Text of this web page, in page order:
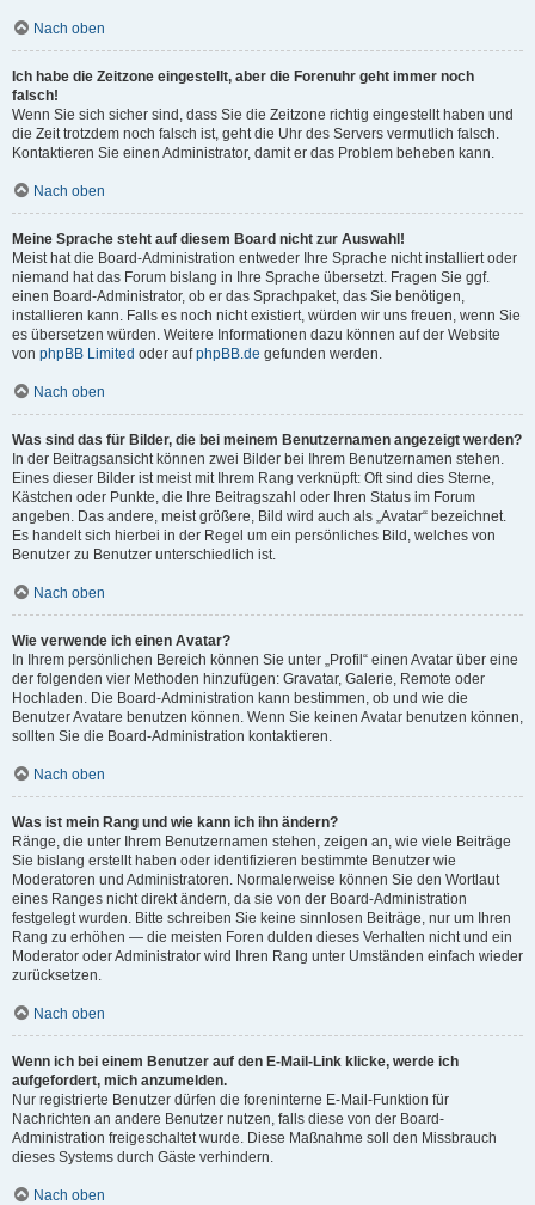
Nach oben
Ich habe die Zeitzone eingestellt, aber die Forenuhr geht immer noch
falsch!
Wenn Sie sich sicher sind, dass Sie die Zeitzone richtig eingestellt haben und
die Zeit trotzdem noch falsch ist, geht die Uhr des Servers vermutlich falsch.
Kontaktieren Sie einen Administrator, damit er das Problem beheben kann.
Nach oben
Meine Sprache steht auf diesem Board nicht zur Auswahl!
Meist hat die Board-Administration entweder Ihre Sprache nicht installiert oder
niemand hat das Forum bislang in Ihre Sprache übersetzt. Fragen Sie ggf.
einen Board-Administrator, ob er das Sprachpaket, das Sie benötigen,
installieren kann. Falls es noch nicht existiert, würden wir uns freuen, wenn Sie
es übersetzen würden. Weitere Informationen dazu können auf der Website
von phpBB Limited oder aufphpBB.de gefunden werden.
Nach oben
Was sind das für Bilder, die bei meinem Benutzernamen angezeigt werden?
In der Beitragsansicht können zwei Bilder bei Ihrem Benutzernamen stehen.
Eines dieser Bilder ist meist mit Ihrem Rang verknüpft: Oft sind dies Sterne,
Kästchen oder Punkte, die Ihre Beitragszahl oder Ihren Status im Forum
angeben. Das andere, meist größere, Bild wird auch als „Avatar“ bezeichnet.
Es handelt sich hierbei in der Regel um ein persönliches Bild, welches von
Benutzer zu Benutzer unterschiedlich ist.
Nach oben
Wie verwende ich einen Avatar?
In Ihrem persönlichen Bereich können Sie unter „Profil“ einen Avatar über eine
der folgenden vier Methoden hinzufügen: Gravatar, Galerie, Remote oder
Hochladen. Die Board-Administration kann bestimmen, ob und wie die
Benutzer Avatare benutzen können. Wenn Sie keinen Avatar benutzen können,
sollten Sie die Board-Administration kontaktieren.
Nach oben
Was ist mein Rang und wie kann ich ihn ändern?
Ränge, die unter Ihrem Benutzernamen stehen, zeigen an, wie viele Beiträge
Sie bislang erstellt haben oder identifizieren bestimmte Benutzer wie
Moderatoren und Administratoren. Normalerweise können Sie den Wortlaut
eines Ranges nicht direkt ändern, da sie von der Board-Administration
festgelegt wurden. Bitte schreiben Sie keine sinnlosen Beiträge, nur um Ihren
Rang zu erhöhen — die meisten Foren dulden dieses Verhalten nicht und ein
Moderator oder Administrator wird Ihren Rang unter Umständen einfach wieder
zurücksetzen.
Nach oben
Wenn ich bei einem Benutzer auf den E-Mail-Link klicke, werde ich
aufgefordert, mich anzumelden.
Nur registrierte Benutzer dürfen die foreninterne E-Mail-Funktion für
Nachrichten an andere Benutzer nutzen, falls diese von der Board-
Administration freigeschaltet wurde. Diese Maßnahme soll den Missbrauch
dieses Systems durch Gäste verhindern.
Nach oben